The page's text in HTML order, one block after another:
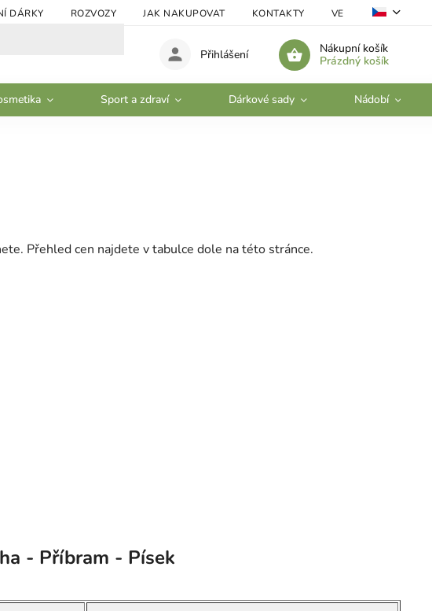
DÁRKY ROZVOZY JAK NAKUPOVAT KONTAKTY VELKOOBCHOD
Nákupní košík
Prázdný košík
Přihlášení
Sport a zdraví Dárkové sady Nádobí
Přehled cen najdete v tabulce dole na této stránce.
- Příbram - Písek